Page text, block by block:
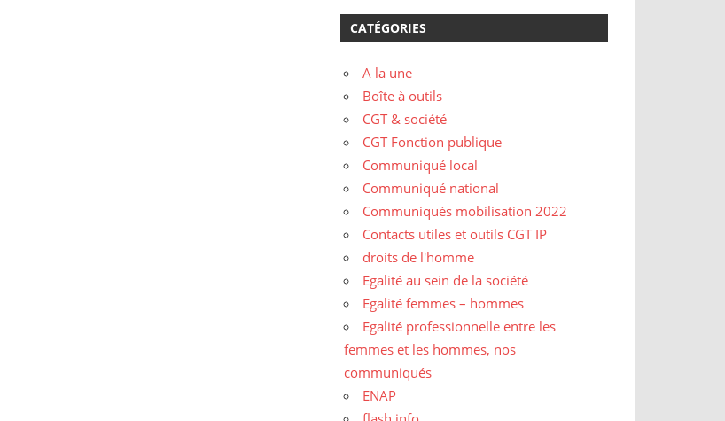
CATÉGORIES
A la une
Boîte à outils
CGT & société
CGT Fonction publique
Communiqué local
Communiqué national
Communiqués mobilisation 2022
Contacts utiles et outils CGT IP
droits de l'homme
Egalité au sein de la société
Egalité femmes – hommes
Egalité professionnelle entre les
femmes et les hommes, nos
communiqués
ENAP